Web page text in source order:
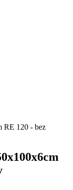
RE 120 - bez